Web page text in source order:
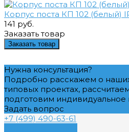
Корпус поста КП 102 (белый)
141 руб.
Заказать товар
Заказать товар
Нужна консультация?
Подробно расскажем о наших
типовых проектах,
подготовим
Задать вопрос
+7 (499) 490-63-61